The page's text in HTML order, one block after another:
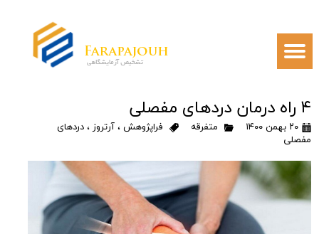
۴ راه درمان دردهای مفصلی
۲۰ بهمن ۱۴۰۰ متفرقه فراپژوهش ،آرتروز ،دردهای
مفصلی